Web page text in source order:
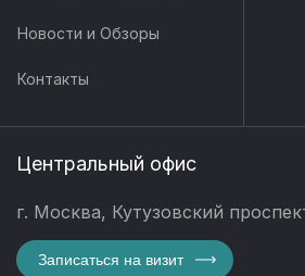
Новости и Обзоры
Контакты
Центральный офис
г. Москва, Кутузовский
Записаться на визит